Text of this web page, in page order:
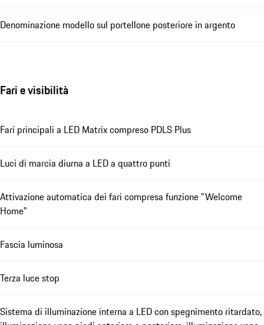
Denominazione modello sul portellone posteriore in argento
Fari e visibilità
Fari principali a LED Matrix compreso PDLS Plus
Luci di marcia diurna a LED a quattro punti
Attivazione automatica dei fari compresa funzione "Welcome
Home"
Fascia luminosa
Terza luce stop
Sistema di illuminazione interna a LED con spegnimento ritardato,